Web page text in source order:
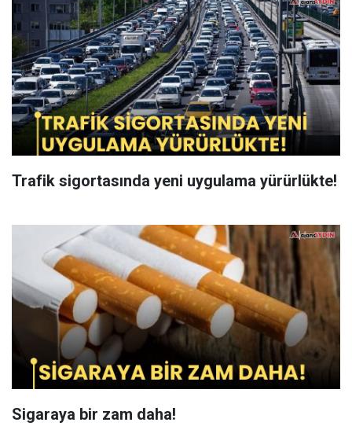
Trafik sigortasında yeni uygulama yürürlükte!
Sigaraya bir zam daha!